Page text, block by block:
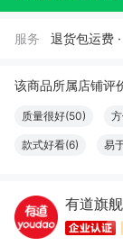
服务 退货包运费
该商品所属店铺评
质量很好(50)
款式好看(6) 易
有道旗